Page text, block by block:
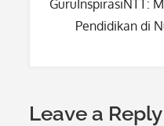
GuruInspirasiNTT:
Pendidikan di
Leave a Reply